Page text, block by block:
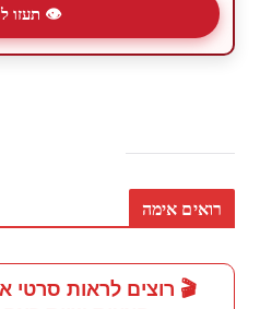
👁 תעזו
רואים אימה
🎬 רוצים לראות